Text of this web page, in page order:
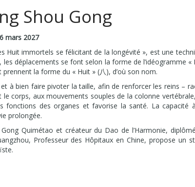
Shou Gong
mars 2027
Huit immortels se félicitant de la longévité », est une
déplacements se font selon la forme de l’idéogramme «
la forme du « Huit » (八), d’où son nom.
à bien faire pivoter la taille, afin de renforcer les reins –
le corps, aux mouvements souples de la colonne
fonctions des organes et favorise la santé. La capacité
prolongée.
Quimétao et créateur du Dao de l’Harmonie,
Professeur des Hôpitaux en Chine, propose un